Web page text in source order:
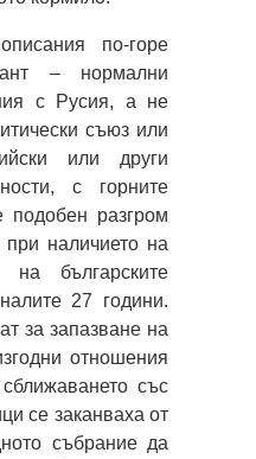
по-горе
– нормални
с Русия, а не
съюз или
или други
с горните
подобен разгром
наличието на
на българските
27 години.
за запазване на
отношения
със
се заканваха от
събрание да